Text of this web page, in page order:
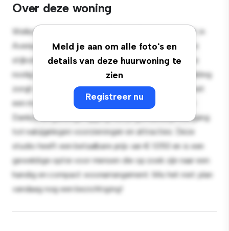
Over deze woning
Meld je aan om alle foto's en
details van deze huurwoning te
zien
Registreer nu
Welkom in je nieuwe, gezellige studio-appartement in
Avenue Charles Woeste, 306, 611, 1090, Jette! Deze
stijlvolle en compacte woonruimte biedt alles wat je
nodig hebt om comfortabel te wonen. De open indeling
zorgt voor een veelzijdige woon- en slaapruimte, met
een moderne kitchenette en een strakke badkamer.
Dankzij de gunstige ligging heb je gemakkelijk toegang
tot nabijgelegen voorzieningen en attracties. Deze
studio heeft een betaalbare prijs van € 1.050 en is een
geweldige optie voor mensen die op zoek zijn naar een
handig en compact woonarrangement. Mis het niet: plan
vandaag nog een bezichtiging!